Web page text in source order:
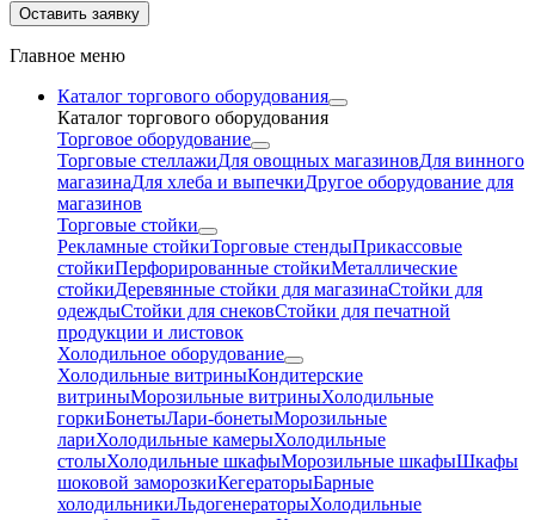
Оставить заявку
Главное меню
Каталог торгового оборудования
Каталог торгового оборудования
Торговое оборудование
Торговые стеллажиДля овощных магазиновДля винного
магазинаДля хлеба и выпечкиДругое оборудование для
магазинов
Торговые стойки
Рекламные стойкиТорговые стендыПрикассовые
стойкиПерфорированные стойкиМеталлические
стойкиДеревянные стойки для магазинаСтойки для
одеждыСтойки для снековСтойки для печатной
продукции и листовок
Холодильное оборудование
Холодильные витриныКондитерские
витриныМорозильные витриныХолодильные
горкиБонетыЛари-бонетыМорозильные
лариХолодильные камерыХолодильные
столыХолодильные шкафыМорозильные шкафыШкафы
шоковой заморозкиКегераторыБарные
холодильникиЛьдогенераторыХолодильные